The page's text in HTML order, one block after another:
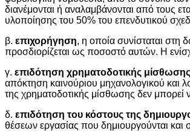
διανέμονται ή αναλαμβάνονται από τους
υλοποίησης του 50% του επενδυτικού
β. επιχορήγηση, η οποία συνίσταται στη
προσδιορίζεται ως ποσοστό αυτών. Η
γ. επιδότηση χρηματοδοτικής μίσθωσης
απόκτηση καινούριου μηχανολογικού και
της χρηματοδοτικής μίσθωσης δεν μπορεί
δ. επιδότηση του κόστους της
θέσεων εργασίας που δημιουργούνται και